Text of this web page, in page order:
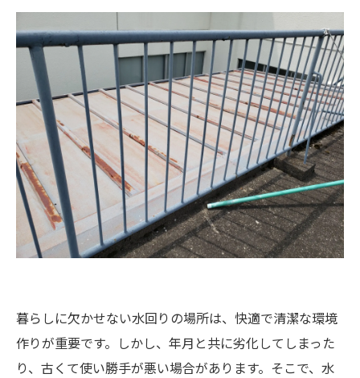
暮らしに欠かせない水回りの場所は、快適で清潔な環境
作りが重要です。しかし、年月と共に劣化してしまった
り、古くて使い勝手が悪い場合があります。そこで、水